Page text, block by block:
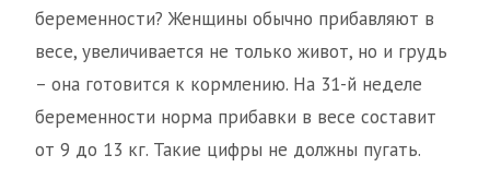
беременности? Женщины обычно прибавляют в
весе, увеличивается не только живот, но и грудь
– она готовится к кормлению. На 31-й неделе
беременности норма прибавки в весе составит
от 9 до 13 кг. Такие цифры не должны пугать.